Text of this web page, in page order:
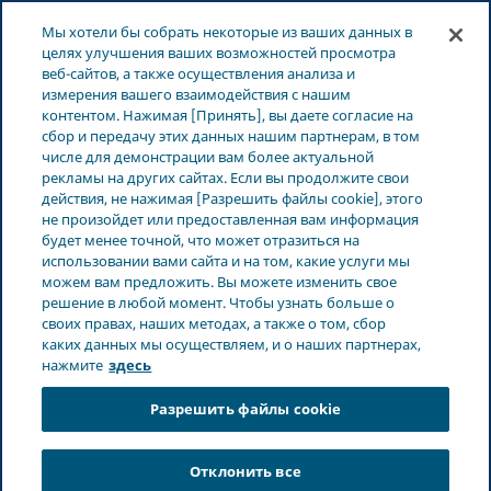
Меню
ЛАТВИЯ
Наше влияние
Мы хотели бы собрать некоторые из ваших данных в
целях улучшения ваших возможностей просмотра
веб-сайтов, а также осуществления анализа и
измерения вашего взаимодействия с нашим
контентом. Нажимая [Принять], вы даете согласие на
сбор и передачу этих данных нашим партнерам, в том
числе для демонстрации вам более актуальной
рекламы на других сайтах. Если вы продолжите свои
действия, не нажимая [Разрешить файлы cookie], этого
не произойдет или предоставленная вам информация
будет менее точной, что может отразиться на
использовании вами сайта и на том, какие услуги мы
можем вам предложить. Вы можете изменить свое
решение в любой момент. Чтобы узнать больше о
своих правах, наших методах, а также о том, сбор
каких данных мы осуществляем, и о наших партнерах,
нажмите здесь
Разрешить файлы cookie
Отклонить все